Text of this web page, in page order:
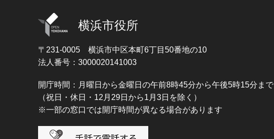
横浜市役所
〒231-0005 横浜市中区本町6丁目50番地の10
法人番号：3000020141003
開庁時間：月曜日から金曜日の午前8時45分から午後5時15分まで
（祝日・休日・12月29日から1月3日を除く）
※一部の窓口では開庁時間が異なる場合があります